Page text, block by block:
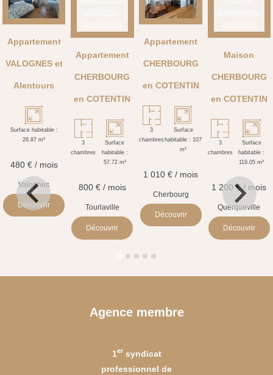
Appartement
VALOGNES et
Alentours
480 € / mois
Valognes
Découvrir
Appartement
CHERBOURG
en COTENTIN
800 € / mois
Tourlaville
Découvrir
Appartement
CHERBOURG
en COTENTIN
1 010 € / mois
Cherbourg
Découvrir
Maison
CHERBOURG
en COTENTIN
1 200 € / mois
Querqueville
Découvrir
Agence membre
1ersyndicat
professionnel de